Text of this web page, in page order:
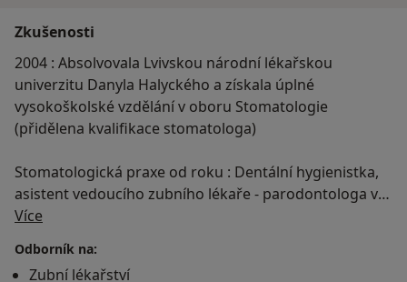
Zkušenosti
2004 : Absolvovala Lvivskou národní lékařskou
univerzitu Danyla Halyckého a získala úplné
vysokoškolské vzdělání v oboru Stomatologie
(přidělena kvalifikace stomatologa)
Stomatologická praxe od roku : Dentální hygienistka,
asistent vedoucího zubního lékaře - parodontologa v
soukromí zubní klinice
2005 : Osvědčení specialisty v oboru terapeutická
stomatologie
Více
Odborník na:
Zubní lékařství